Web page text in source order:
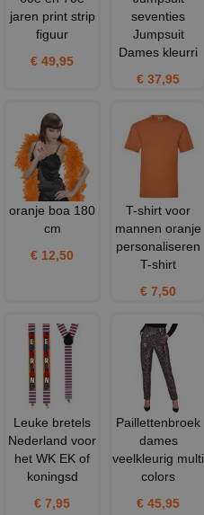
jaren print strip
figuur
€ 49,95
seventies
Jumpsuit
Dames kleurri
€ 37,95
oranje boa 180
cm
€ 12,50
T-shirt voor
mannen oranje
personaliseren
T-shirt
€ 7,50
Leuke bretels
Nederland voor
het WK EK of
koningsd
€ 7,95
Paillettenbroek
dames
veelkleurig multi
colors
€ 45,95